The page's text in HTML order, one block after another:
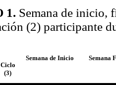
1. Semana de inicio,
(2) participante
Ciclo
(3)
Semana de Inicio Semana